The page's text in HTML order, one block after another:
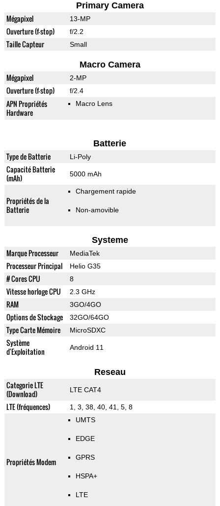
Primary Camera
Mégapixel 13-MP
Ouverture (f-stop) f/2.2
Taille Capteur Small
Macro Camera
Mégapixel 2-MP
Ouverture (f-stop) f/2.4
APN Propriétés
Hardware
Macro Lens
Batterie
Type de Batterie Li-Poly
Capacité Batterie
(mAh)
5000 mAh
Propriétés de la
Batterie
Chargement rapide
Non-amovible
Systeme
Marque Processeur MediaTek
Processeur Principal Helio G35
# Cores CPU 8
Vitesse horloge CPU 2.3 GHz
RAM 3GO/4GO
Options de Stockage 32GO/64GO
Type Carte Mémoire MicroSDXC
Système
d'Exploitation
Android 11
Reseau
Categorie LTE
(Download)
LTE CAT4
LTE (fréquences) 1, 3, 38, 40, 41, 5, 8
Propriétés Modem
UMTS
EDGE
GPRS
HSPA+
LTE